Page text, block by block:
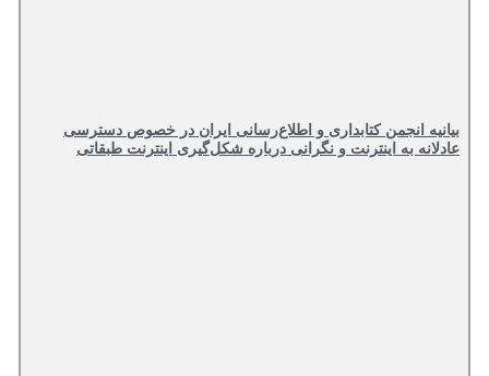
بیانیه انجمن کتابداری و اطلاع‌رسانی ایران در خصوص دسترسی
عادلانه به اینترنت و نگرانی درباره شکل‌گیری اینترنت طبقاتی